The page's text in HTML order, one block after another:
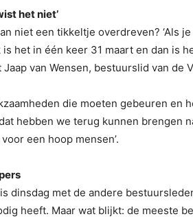
het niet’
niet een tikkeltje overdreven? ‘Als
is het in één keer 31 maart en dan is
Jaap van Wensen, bestuurslid van de
die moeten gebeuren
hebben we terug kunnen brengen
een hoop mensen’.
dinsdag met de andere
heeft. Maar wat blijkt: de meeste